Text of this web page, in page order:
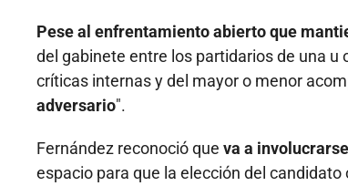
Pese al enfrentamiento abierto que
del gabinete entre los partidarios de una
críticas internas y del mayor o menor
adversario".
Fernández reconoció que va a
espacio para que la elección del candidato